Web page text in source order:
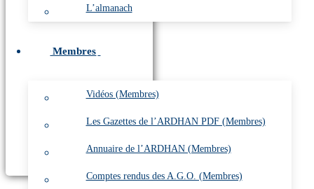
L’almanach
Membres
Vidéos (Membres)
Les Gazettes de l’ARDHAN PDF (Membres)
Annuaire de l’ARDHAN (Membres)
Comptes rendus des A.G.O. (Membres)